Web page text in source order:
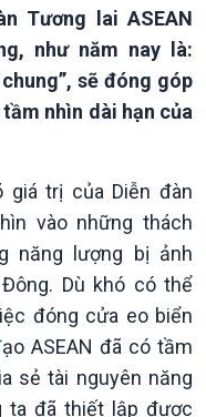
Nông nghiệp & Biển
vàng
đảo Việt Nam
tình biên giới và hải
Tương lai ASEAN
như năm nay là:
sẽ đóng góp
nhìn dài hạn của
giá trị của Diễn đàn
vào những thách
năng lượng bị ảnh
Dù khó có thể
đóng cửa eo biển
ASEAN đã có tầm
sẻ tài nguyên năng
ta đã thiết lập được